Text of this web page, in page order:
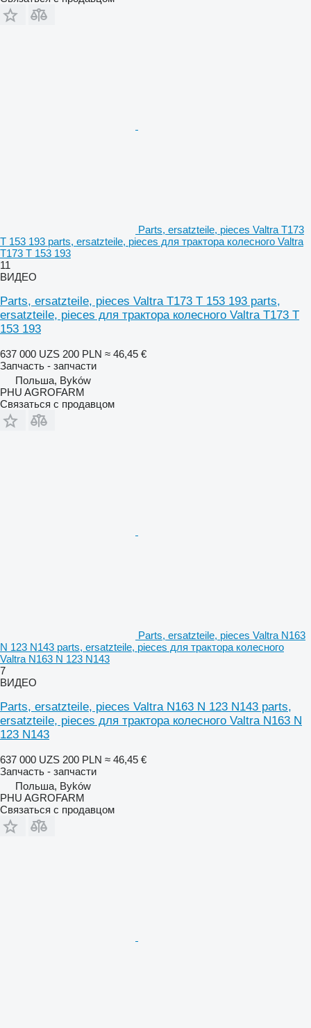
Parts, ersatzteile, pieces Valtra T173
T 153 193 parts, ersatzteile, pieces для трактора колесного Valtra
T173 T 153 193
11
ВИДЕО
Parts, ersatzteile, pieces Valtra T173 T 153 193 parts,
ersatzteile, pieces для трактора колесного Valtra T173 T
153 193
637 000 UZS 200 PLN ≈ 46,45 €
Запчасть - запчасти
Польша, Byków
PHU AGROFARM
Связаться с продавцом
Parts, ersatzteile, pieces Valtra N163
N 123 N143 parts, ersatzteile, pieces для трактора колесного
Valtra N163 N 123 N143
7
ВИДЕО
Parts, ersatzteile, pieces Valtra N163 N 123 N143 parts,
ersatzteile, pieces для трактора колесного Valtra N163 N
123 N143
637 000 UZS 200 PLN ≈ 46,45 €
Запчасть - запчасти
Польша, Byków
PHU AGROFARM
Связаться с продавцом